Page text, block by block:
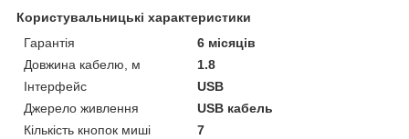
Користувальницькі характеристики
Гарантія
6 місяців
Довжина кабелю, м
1.8
Інтерфейс
USB
Джерело живлення
USB кабель
Кількість кнопок миші
7